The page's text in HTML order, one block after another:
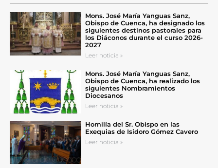
Mons. José María Yanguas Sanz,
Obispo de Cuenca, ha designado los
siguientes destinos pastorales para
los Diáconos durante el curso 2026-
2027
Leer noticia »
Mons. José María Yanguas Sanz,
Obispo de Cuenca, ha realizado los
siguientes Nombramientos
Diocesanos
Leer noticia »
Homilía del Sr. Obispo en las
Exequias de Isidoro Gómez Cavero
Leer noticia »